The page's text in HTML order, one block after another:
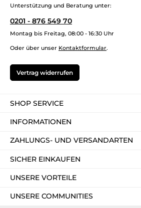
Unterstützung und Beratung unter:
0201 - 876 549 70
Montag bis Freitag, 08:00 - 16:30 Uhr
Oder über unser Kontaktformular.
Vertrag widerrufen
SHOP SERVICE
INFORMATIONEN
ZAHLUNGS- UND VERSANDARTEN
SICHER EINKAUFEN
UNSERE VORTEILE
UNSERE COMMUNITIES